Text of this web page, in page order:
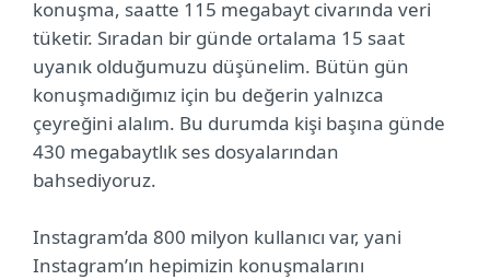
konuşma, saatte 115 megabayt civarında veri
tüketir. Sıradan bir günde ortalama 15 saat
uyanık olduğumuzu düşünelim. Bütün gün
konuşmadığımız için bu değerin yalnızca
çeyreğini alalım. Bu durumda kişi başına günde
430 megabaytlık ses dosyalarından
bahsediyoruz.
Instagram’da 800 milyon kullanıcı var, yani
Instagram’ın hepimizin konuşmalarını